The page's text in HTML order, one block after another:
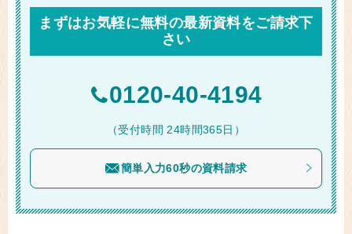
まずはお気軽に無料の最新資料をご請求下
さい
0120-40-4194
（受付時間 24時間365日）
簡単入力60秒の資料請求